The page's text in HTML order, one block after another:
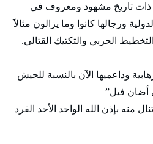
ذات تاريخ مشهود ومعروف في
ورجالها كانوا وما يزالون مثالاََ
الحربي والتكتيك القتالي.
وداعميها الآن بالنسبة للجيش
أضان فيل”
منه بإذن الله الواحد الأحد الفرد